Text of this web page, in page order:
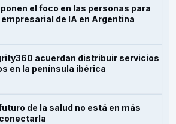
ponen el foco en las personas para
de IA en Argentina
acuerdan distribuir servicios
en la península ibérica
de la salud no está en más